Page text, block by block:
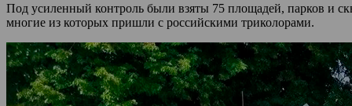
Под усиленный контроль были взяты 75 площадей, парков и
многие из которых пришли с российскими триколорами.